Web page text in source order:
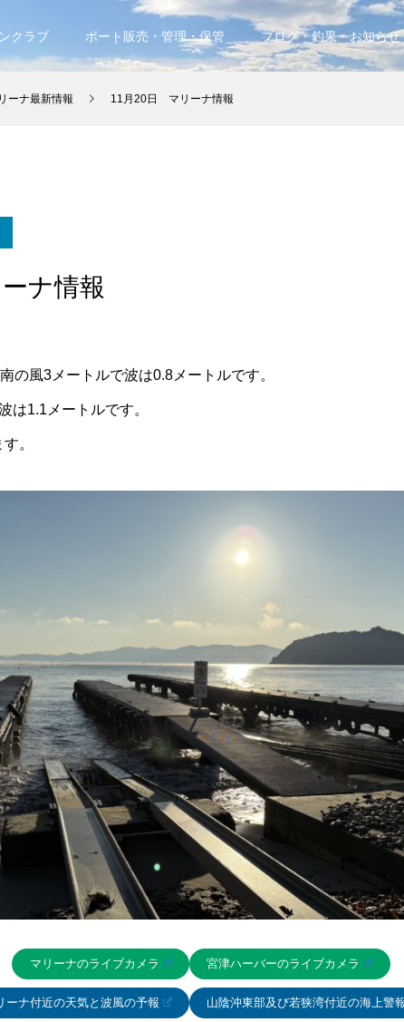
クラブ ボート販売・管理・保管 ブログ・釣果・お知らせ
ーナ最新情報 11月20日 マリーナ情報
ナ情報
の風3メートルで波は0.8メートルです。
は1.1メートルです。
。
マリーナのライブカメラ 宮津ハーバーのライブカメラ
ーナ付近の天気と波風の予報 山陰沖東部及び若狭湾付近の海上警